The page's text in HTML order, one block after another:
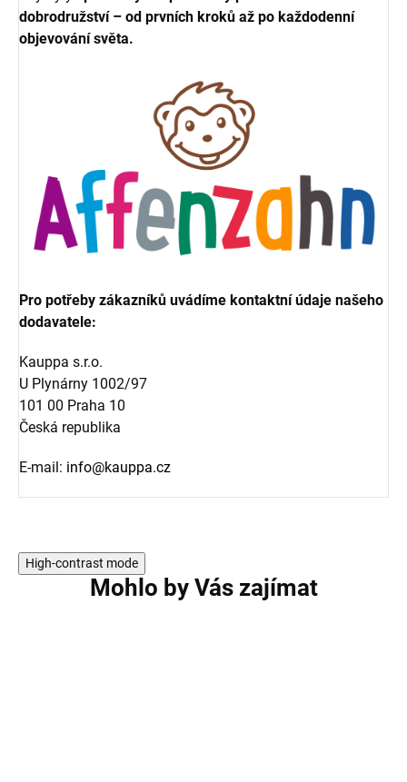
dobrodružství – od prvních kroků až po každodenní
objevování světa.
Pro potřeby zákazníků uvádíme kontaktní údaje našeho
dodavatele:
Kauppa s.r.o.
U Plynárny 1002/97
101 00 Praha 10
Česká republika
E-mail: info@kauppa.cz
High-contrast mode
Mohlo by Vás zajímat